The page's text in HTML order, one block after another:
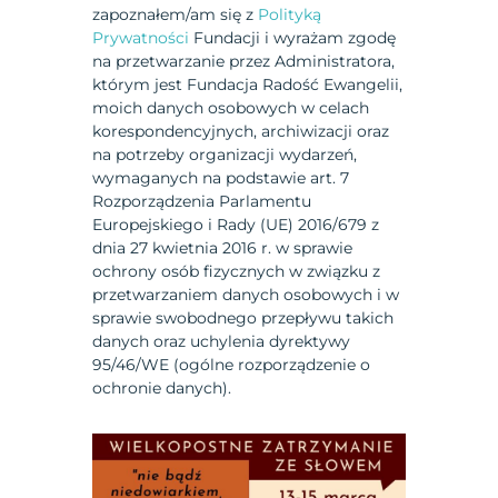
zapoznałem/am się z Polityką
Prywatności Fundacji i wyrażam zgodę
na przetwarzanie przez Administratora,
którym jest Fundacja Radość Ewangelii,
moich danych osobowych w celach
korespondencyjnych, archiwizacji oraz
na potrzeby organizacji wydarzeń,
wymaganych na podstawie art. 7
Rozporządzenia Parlamentu
Europejskiego i Rady (UE) 2016/679 z
dnia 27 kwietnia 2016 r. w sprawie
ochrony osób fizycznych w związku z
przetwarzaniem danych osobowych i w
sprawie swobodnego przepływu takich
danych oraz uchylenia dyrektywy
95/46/WE (ogólne rozporządzenie o
ochronie danych).